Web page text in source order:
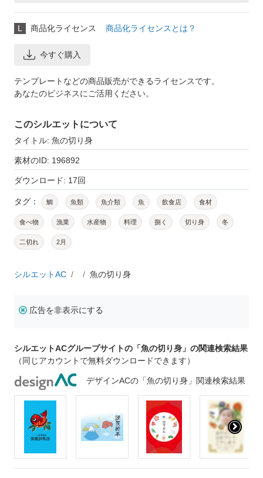
L 商品化ライセンス 商品化ライセンスとは？
今すぐ購入
テンプレートなどの商品販売ができるライセンスです。
あなたのビジネスにご活用ください。
このシルエットについて
タイトル: 魚の切り身
素材のID: 196892
ダウンロード: 17回
タグ： 鯛 魚類 魚介類 魚 飲食店 食材
食べ物 漁業 水産物 料理 捌く 切り身 冬
二切れ 2月
シルエットAC 魚の切り身
広告を非表示にする
シルエットACグループサイトの「魚の切り身」の関連検索結果
（同じアカウントで無料ダウンロードできます）
デザインACの「魚の切り身」関連検索結果